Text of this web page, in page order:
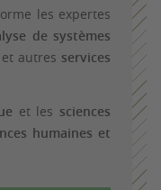
les expertes
de systèmes
et autres services
et les sciences
humaines et